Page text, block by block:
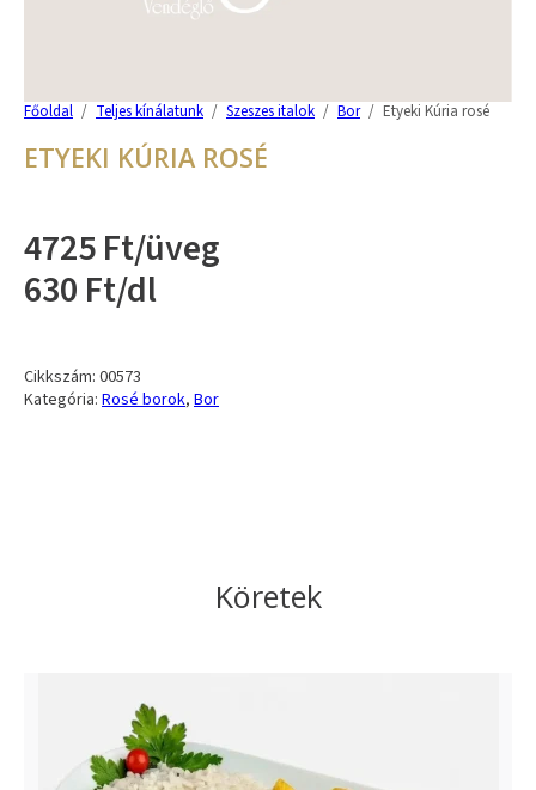
Főoldal / Teljes kínálatunk / Szeszes italok / Bor / Etyeki Kúria rosé
ETYEKI KÚRIA ROSÉ
4725 Ft/üveg
630 Ft/dl
Cikkszám: 00573
Kategória: Rosé borok, Bor
Köretek